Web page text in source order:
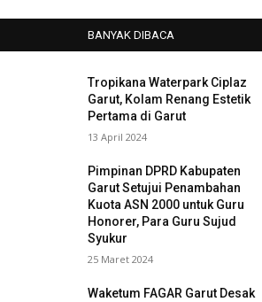
BANYAK DIBACA
Tropikana Waterpark Ciplaz
Garut, Kolam Renang Estetik
Pertama di Garut
13 April 2024
Pimpinan DPRD Kabupaten
Garut Setujui Penambahan
Kuota ASN 2000 untuk Guru
Honorer, Para Guru Sujud
Syukur
25 Maret 2024
Waketum FAGAR Garut Desak